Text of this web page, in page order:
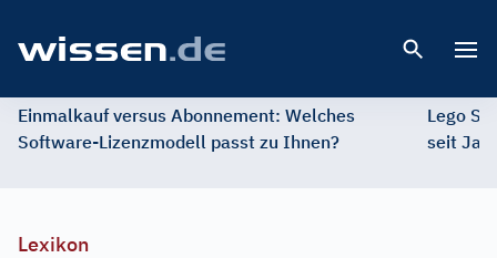
Einmalkauf versus Abonnement: Welches
Software-Lizenzmodell passt zu Ihnen?
Lego
seit
Lexikon